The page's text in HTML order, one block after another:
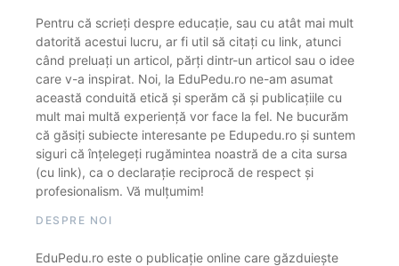
Pentru că scrieți despre educație, sau cu atât mai mult
datorită acestui lucru, ar fi util să citați cu link, atunci
când preluați un articol, părți dintr-un articol sau o idee
care v-a inspirat. Noi, la EduPedu.ro ne-am asumat
această conduită etică și sperăm că și publicațiile cu
mult mai multă experiență vor face la fel. Ne bucurăm
că găsiți subiecte interesante pe Edupedu.ro și suntem
siguri că înțelegeți rugămintea noastră de a cita sursa
(cu link), ca o declarație reciprocă de respect și
profesionalism. Vă mulțumim!
DESPRE NOI
EduPedu.ro este o publicație online care găzduiește